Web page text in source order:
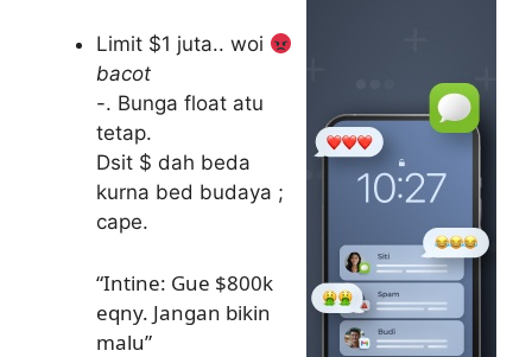
Limit $1 juta.. woi
bacot
-. Bunga float atu
tetap.
Dsit $ dah beda
kurna bed budaya ;
cape.
“Intine: Gue $800k
eqny. Jangan bikin
malu”